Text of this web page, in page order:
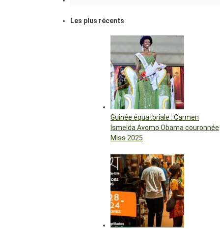
Les plus récents
Guinée équatoriale : Carmen
Ismelda Avomo Obama couronnée
Miss 2025